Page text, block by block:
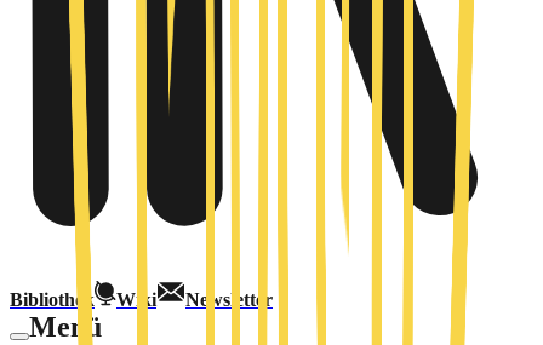
Bibliothek Wiki Newsletter
Menü